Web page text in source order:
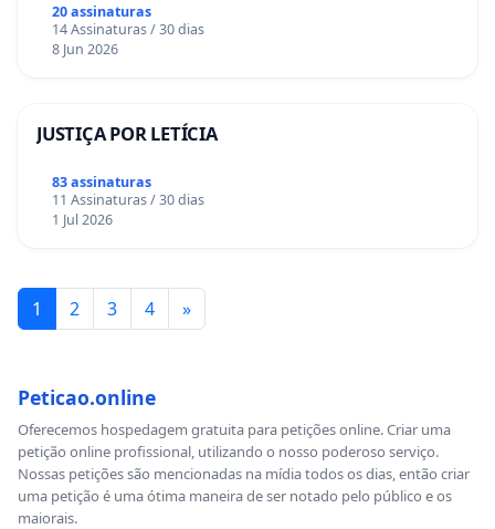
20 assinaturas
14 Assinaturas / 30 dias
8 Jun 2026
JUSTIÇA POR LETÍCIA
83 assinaturas
11 Assinaturas / 30 dias
1 Jul 2026
1 2 3 4 »
Peticao.online
Oferecemos hospedagem gratuita para petições online. Criar uma
petição online profissional, utilizando o nosso poderoso serviço.
Nossas petições são mencionadas na mídia todos os dias, então criar
uma petição é uma ótima maneira de ser notado pelo público e os
maiorais.